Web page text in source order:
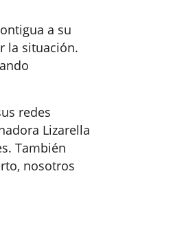
a su
la situación.
redes
Lizarella
También
nosotros